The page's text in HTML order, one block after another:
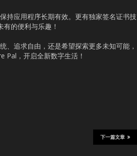
持应用程序长期有效。更有独家签名证书技
的便利与乐趣！
、追求自由，还是希望探索更多未知可能，
Pal，开启全新数字生活！
下一篇文章